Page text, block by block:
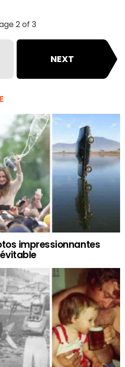
2 of 3
NEXT
impressionnantes